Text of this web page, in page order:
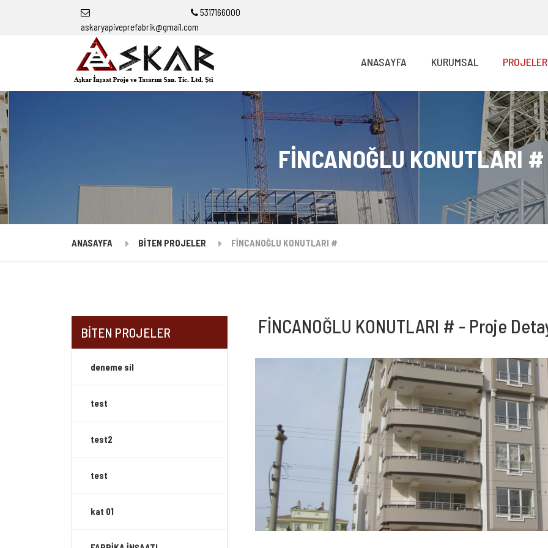
askaryapiveprefabrik@gmail.com
5317166000
ANASAYFA KURUMSAL PROJELER
FİNCANOĞLU KONUTLARI #
ANASAYFA BİTEN PROJELER FİNCANOĞLU KONUTLARI #
BİTEN PROJELER
deneme sil
test
test2
test
kat 01
FİNCANOĞLU KONUTLARI # - Proje